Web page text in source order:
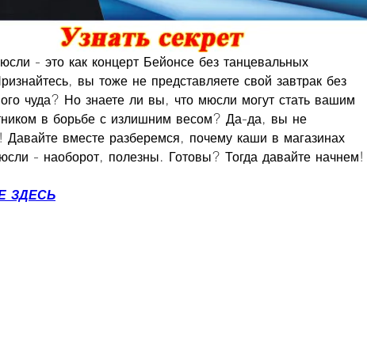
- это как концерт Бейонсе без танцевальных
вы тоже не представляете свой завтрак без
чуда? Но знаете ли вы, что мюсли могут стать вашим
в борьбе с излишним весом? Да-да, вы не
Давайте вместе разберемся, почему каши в магазинах
- наоборот, полезны. Готовы? Тогда давайте начнем!
ЗДЕСЬ